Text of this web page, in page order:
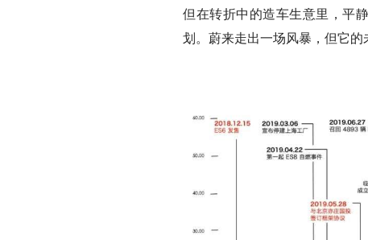
但在转折中的造车生意里，平
划。蔚来走出一场风暴，但它的